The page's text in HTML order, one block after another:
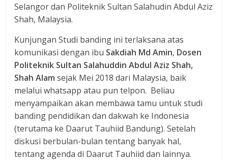
Selangor dan Politeknik Sultan Salahudin Abdul Aziz
Shah, Malaysia.
Kunjungan Studi banding ini terlaksana atas
komunikasi dengan ibu Sakdiah Md Amin, Dosen
Politeknik Sultan Salahuddin Abdul Aziz Shah,
Shah Alam sejak Mei 2018 dari Malaysia, baik
melalui whatsapp atau pun telpon. Beliau
menyampaikan akan membawa tamu untuk studi
banding pendidikan dan dakwah ke Indonesia
(terutama ke Daarut Tauhiid Bandung). Setelah
diskusi berbulan-bulan tentang banyak hal,
tentang agenda di Daarut Tauhiid dan lainnya.